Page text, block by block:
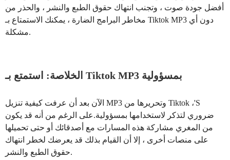
أفضل جودة صوت ، وتجنب انتهاك حقوق الطبع والنشر ، والحذر من
مخاطر البرامج الضارة ، يمكنك الاستمتاع بـ Tiktok MP3 دون أي
مشكلة.
الخلاصة: استمتع بـ Tiktok MP3 بمسؤولية
الآن بعد أن عرفت كيفية تنزيل MP3 وتحريرها من Tiktok ،'S
ضروري لتذكر لاستخدامها بمسؤولية.على الرغم من أنه قد يكون
من المغري مشاركة هذه المسارات مع أصدقائك أو حتى تحميلها
على منصات أخرى ، إلا أن القيام بذلك قد يعرضك لخطر انتهاك
حقوق الطبع والنشر.